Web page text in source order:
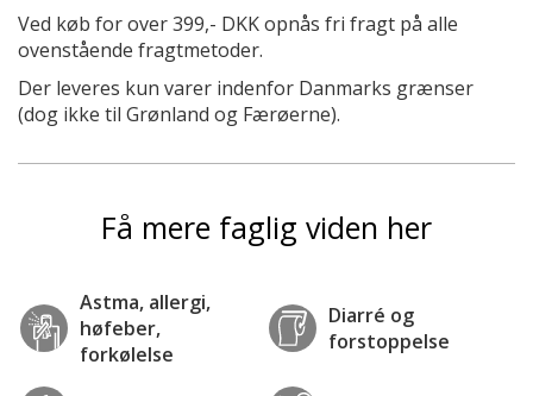
Ved køb for over 399,- DKK opnås fri fragt på alle
ovenstående fragtmetoder.
Der leveres kun varer indenfor Danmarks grænser
(dog ikke til Grønland og Færøerne).
Få mere faglig viden her
Astma, allergi,
høfeber,
forkølelse
Diarré og
forstoppelse